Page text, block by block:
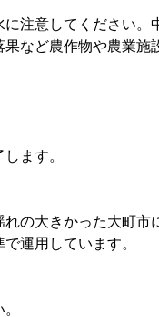
注意してください。
など農作物や農業施
ます。
の大きかった大町市
運用しています。